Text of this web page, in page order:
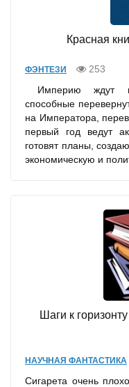
Красная
ФЭНТЕЗИ
253
Империю ждут
способные
на Императора,
первый год ведут
готовят планы,
экономическую и
Шаги к
НАУЧНАЯ ФАНТАСТИКА
Сигарета очень